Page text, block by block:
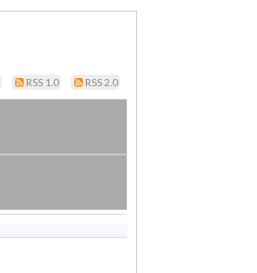
RSS 1.0 RSS 2.0